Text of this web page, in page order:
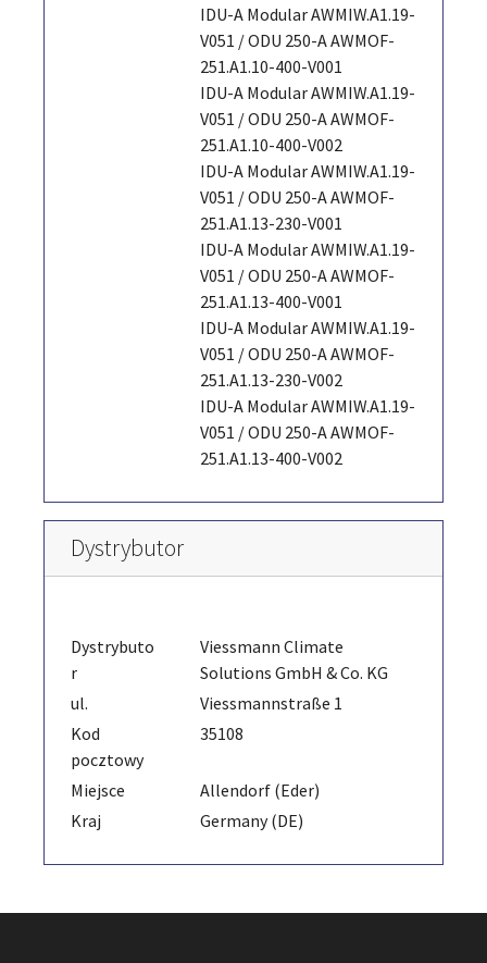
IDU-A Modular AWMIW.A1.19-
V051 / ODU 250-A AWMOF-
251.A1.10-400-V001
IDU-A Modular AWMIW.A1.19-
V051 / ODU 250-A AWMOF-
251.A1.10-400-V002
IDU-A Modular AWMIW.A1.19-
V051 / ODU 250-A AWMOF-
251.A1.13-230-V001
IDU-A Modular AWMIW.A1.19-
V051 / ODU 250-A AWMOF-
251.A1.13-400-V001
IDU-A Modular AWMIW.A1.19-
V051 / ODU 250-A AWMOF-
251.A1.13-230-V002
IDU-A Modular AWMIW.A1.19-
V051 / ODU 250-A AWMOF-
251.A1.13-400-V002
Dystrybutor
Dystrybuto
r
Viessmann Climate
Solutions GmbH & Co. KG
ul.
Viessmannstraße 1
Kod
pocztowy
35108
Miejsce
Allendorf (Eder)
Kraj
Germany (DE)